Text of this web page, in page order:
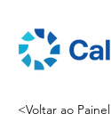
<Voltar ao Painel